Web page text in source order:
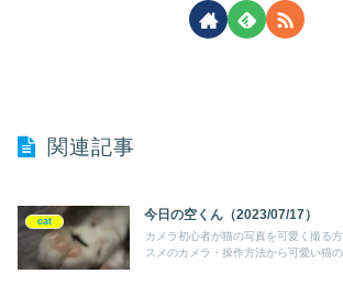
関連記事
cat 今日の空くん（2023/07/17）
カメラ初心者が猫の写真を可愛く撮る
スメのカメラ・操作方法から可愛い猫